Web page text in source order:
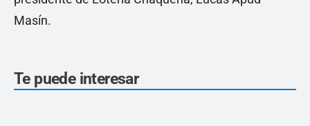
Masín.
Te puede interesar